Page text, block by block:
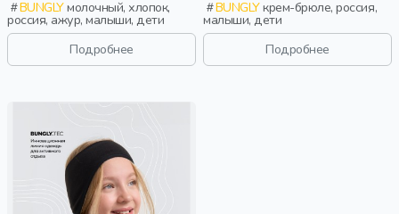
BUNGLYмолочный, хлопок,
россия, ажур, малыши, дети
Подробнее
BUNGLYкрем-брюле, россия,
малыши, дети
Подробнее